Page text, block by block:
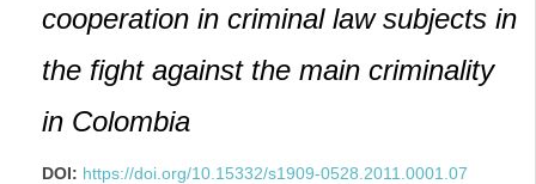
cooperation in criminal law subjects in
the fight against the main criminality
in Colombia
DOI: https://doi.org/10.15332/s1909-0528.2011.0001.07